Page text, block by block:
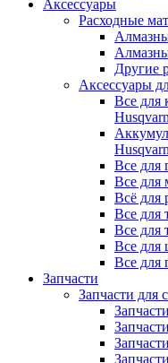
Аксессуары
Расходные
Другие
Аксессуары
Все для
Все для
Все для
Всё для
Все для
Все для
Все для
Все для
Запчасти
Запчасти для